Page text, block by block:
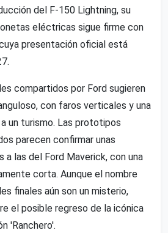
del F-150 Lightning, su
eléctricas sigue firme con
presentación oficial está
compartidos por Ford sugieren
con faros verticales y una
un turismo. Las prototipos
parecen confirmar unas
a las del Ford Maverick, con una
corta. Aunque el nombre
finales aún son un misterio,
el posible regreso de la icónica
'Ranchero'.